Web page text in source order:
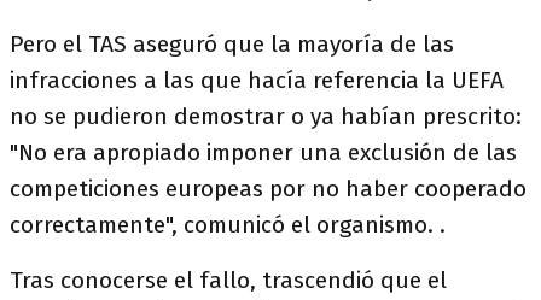
Pero el TAS aseguró que la mayoría de las
infracciones a las que hacía referencia la UEFA
no se pudieron demostrar o ya habían prescrito:
"No era apropiado imponer una exclusión de las
competiciones europeas por no haber cooperado
correctamente", comunicó el organismo. .
Tras conocerse el fallo, trascendió que el